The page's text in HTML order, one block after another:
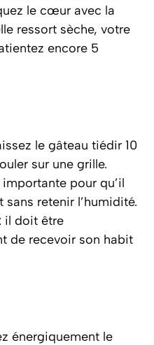
le cœur avec la
ressort sèche, votre
encore 5
le gâteau tiédir 10
sur une grille.
pour qu’il
retenir l’humidité.
il doit être
de recevoir son habit
énergiquement le